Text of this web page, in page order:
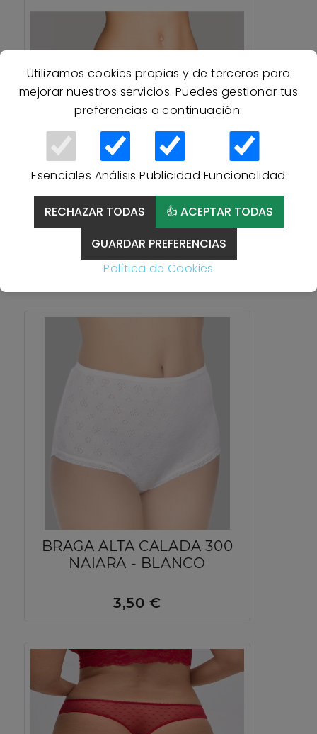
Utilizamos cookies propias y de terceros para
mejorar nuestros servicios. Puedes gestionar tus
preferencias a continuación:
Esenciales Análisis Publicidad Funcionalidad
RECHAZAR TODAS
👍 ACEPTAR TODAS
GUARDAR PREFERENCIAS
Política de Cookies
TANGA HILO ENCAJE
NEGRO 135 NAIARA - NEGRO
3,95 €
BRAGA ALTA CALADA 300
NAIARA - BLANCO
3,50 €